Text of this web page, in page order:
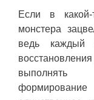
Если в
монстера
ведь каждый
выполнять